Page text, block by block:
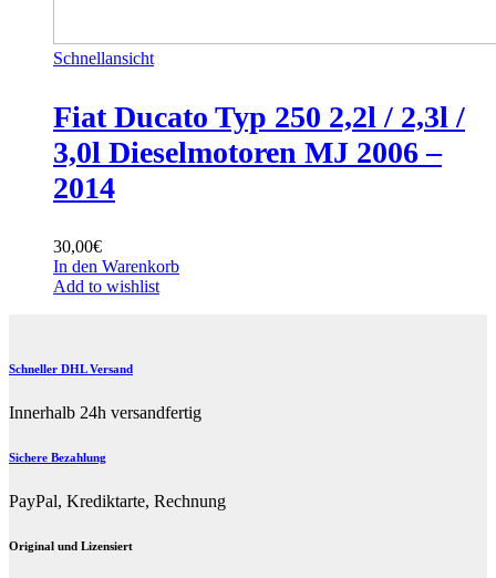
Schnellansicht
Fiat Ducato Typ 250 2,2l / 2,3l /
3,0l Dieselmotoren MJ 2006 –
2014
30,00€
In den Warenkorb
Add to wishlist
Schneller DHL Versand
Innerhalb 24h versandfertig
Sichere Bezahlung
PayPal, Krediktarte, Rechnung
Original und Lizensiert